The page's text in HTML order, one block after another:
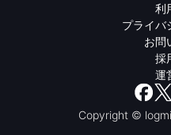
利
プライバ
お問
採
運
Copyright ©